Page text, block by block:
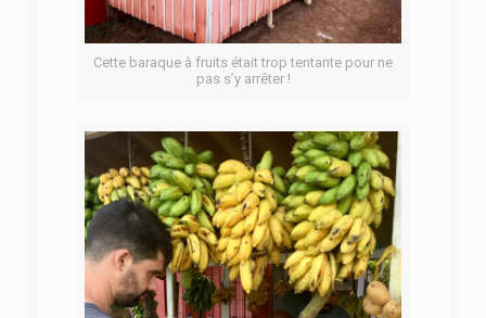
Cette baraque à fruits était trop tentante pour ne
pas s’y arrêter !